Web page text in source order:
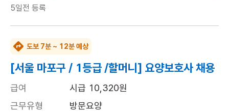
5일전 등록
도보 7분 ~ 12분 예상
[서울 마포구 / 1등급 /할머니] 요양보호사 채용
급여
시급 10,320원
근무유형
방문요양